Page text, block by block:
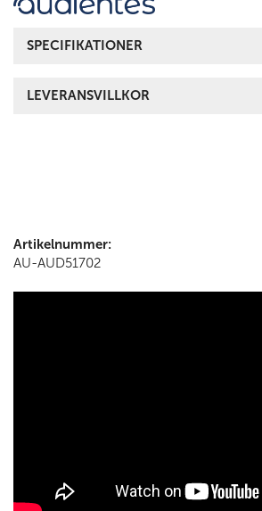
SPECIFIKATIONER
LEVERANSVILLKOR
Artikelnummer:
AU-AUD51702